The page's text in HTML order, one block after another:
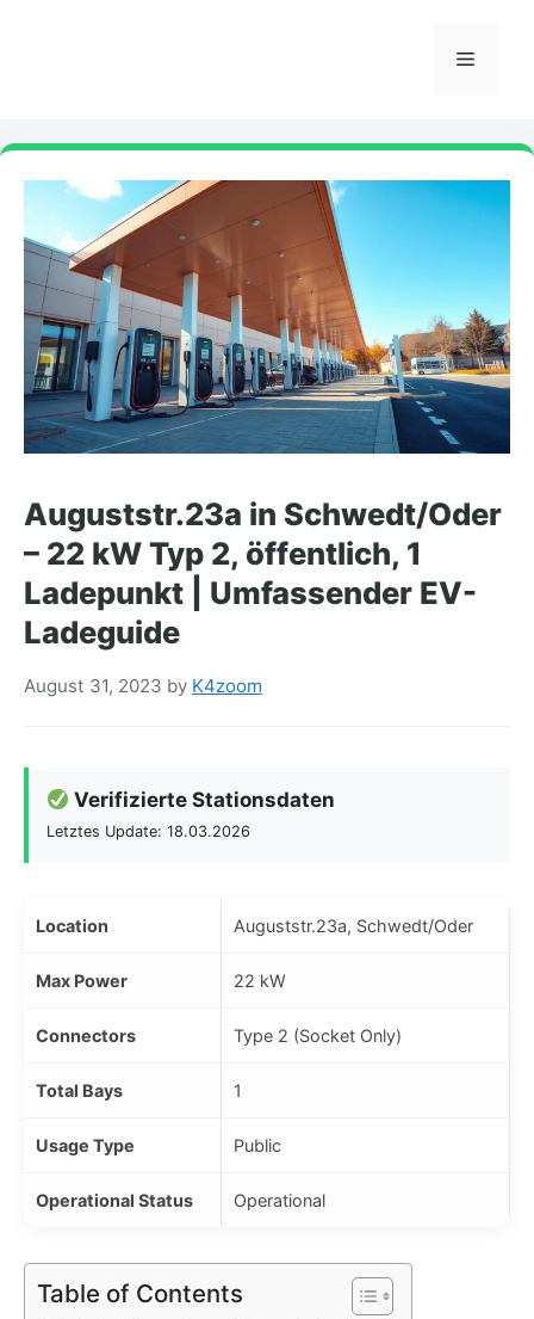
Menu
Auguststr.23a in Schwedt/Oder
– 22 kW Typ 2, öffentlich, 1
Ladepunkt | Umfassender EV-
Ladeguide
August 31, 2023 by K4zoom
Verifizierte Stationsdaten
Letztes Update: 18.03.2026
Location Auguststr.23a, Schwedt/Oder
Max Power 22 kW
Connectors Type 2 (Socket Only)
Total Bays 1
Usage Type Public
Operational Status Operational
Table of Contents